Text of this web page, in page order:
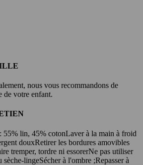
nous vous recommandons de
de votre enfant.
55% lin, 45% cotonLaver à la main à froid
douxRetirer les bordures amovibles
tremper, tordre ni essorerNe pas utiliser
sèche-lingeSécher à l'ombre ;Repasser à